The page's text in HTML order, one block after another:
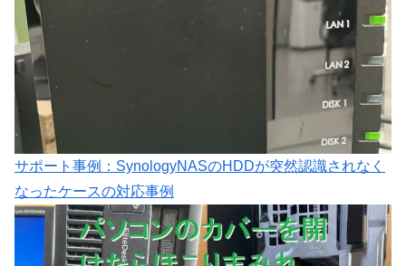
サポート事例：SynologyNASのHDDが突然認識されなく
なったケースの対応事例